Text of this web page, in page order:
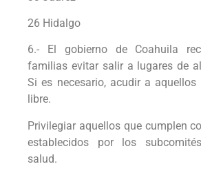
26 Hidalgo
6.- El gobierno de Coahuila
familias evitar salir a lugares de
Si es necesario, acudir a
libre.
Privilegiar aquellos que cumplen
establecidos por los
salud.